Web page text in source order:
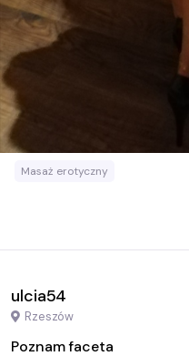
Masaż erotyczny
ulcia54
Rzeszów
Poznam faceta